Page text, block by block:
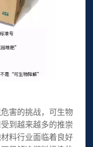
害的挑战，可生物
到越来越多的推崇
料行业面临着良好